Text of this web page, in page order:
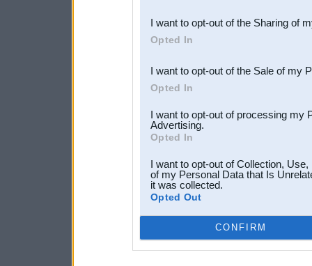
Downstream Participants
third parties.
I want to opt-out of the Sharing of
Opted In
I want to opt-out of the Sale of my
Opted In
I want to opt-out of processing my
Advertising.
Opted In
I want to opt-out of Collection,
of my Personal Data that Is
it was collected.
Opted Out
CONFIRM